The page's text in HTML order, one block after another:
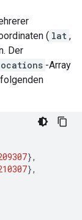
( lat ,
Der
-Array
},
},